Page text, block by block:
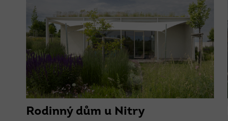
Rodinný dům u Nitry